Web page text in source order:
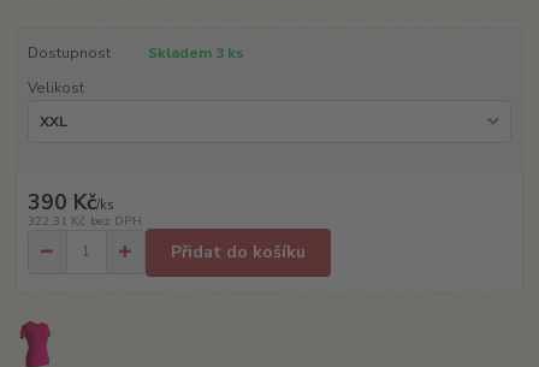
Dostupnost
Skladem 3 ks
Velikost
390 Kč/ks
322,31 Kč bez DPH
Přidat do košíku